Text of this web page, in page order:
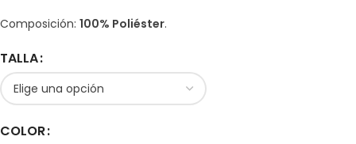
Composición: 100% Poliéster.
TALLA
COLOR